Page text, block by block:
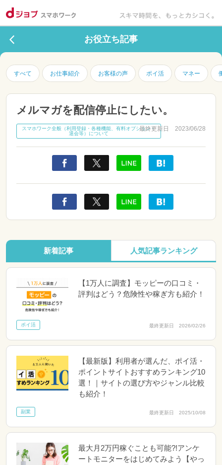
お役立ち記事
すべて お仕事紹介 お客様の声 ポイ活 マネー
メルマガを配信停止にしたい。
最終更新日 2023/06/28
スマホワーク全般（利用登録・各種機能、有料オプション・
退会等）について
新着記事 人気記事ランキング
【1万人に調査】モッピーの口コミ・
評判はどう？危険性や稼ぎ方も紹介！
ポイ活 最終更新日 2026/02/26
【最新版】利用者が選んだ、ポイ活・
ポイントサイトおすすめランキング10
選！｜サイトの選び方やジャンル比較
も紹介！
副業 最終更新日 2025/10/08
最大月2万円稼ぐことも可能?!アンケ
ートモニターをはじめてみよう【やっ